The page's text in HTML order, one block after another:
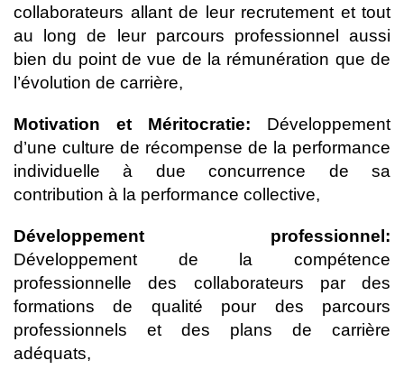
collaborateurs allant de leur recrutement et tout
au long de leur parcours professionnel aussi
bien du point de vue de la rémunération que de
l’évolution de carrière,
Motivation et Méritocratie: Développement
d’une culture de récompense de la performance
individuelle à due concurrence de sa
contribution à la performance collective,
Développement professionnel:
Développement de la compétence
professionnelle des collaborateurs par des
formations de qualité pour des parcours
professionnels et des plans de carrière
adéquats,